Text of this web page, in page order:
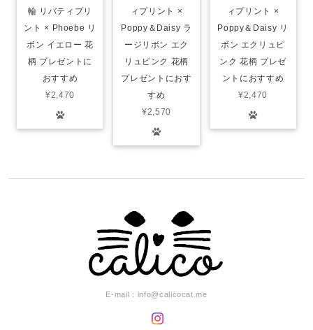
輪 リバティプリ
ント × Phoebe リ
ボン イエロー 花
柄 プレゼントに
おすすめ
¥2,470
ィプリント ×
Poppy＆Daisy ラ
ージリボン エク
リュピンク 花柄
プレゼントにおす
すめ
¥2,570
ィプリント ×
Poppy＆Daisy リ
ボン エクリュピ
ンク 花柄 プレゼ
ントにおすすめ
¥2,470
E-mail： info@calicocat.me